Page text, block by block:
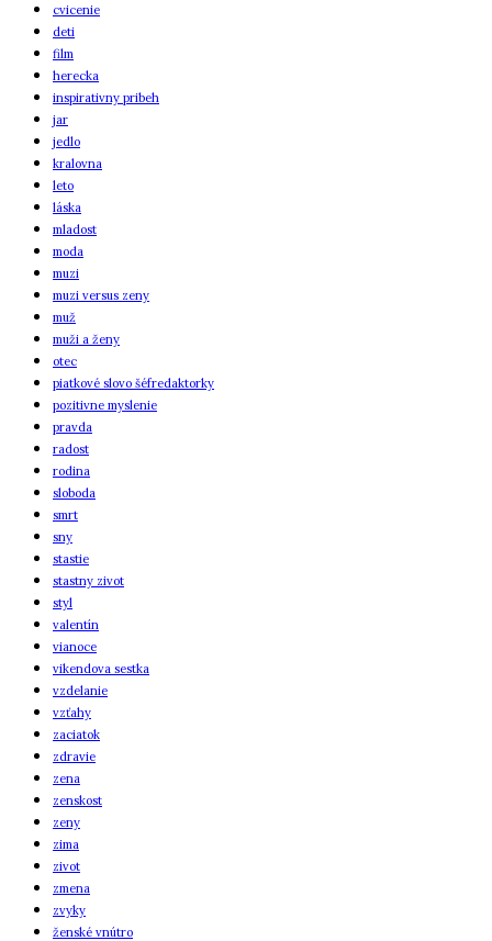
cvicenie
deti
film
herecka
inspirativny pribeh
jar
jedlo
kralovna
leto
láska
mladost
moda
muzi
muzi versus zeny
muž
muži a ženy
otec
piatkové slovo šéfredaktorky
pozitivne myslenie
pravda
radost
rodina
sloboda
smrt
sny
stastie
stastny zivot
styl
valentín
vianoce
vikendova sestka
vzdelanie
vzťahy
zaciatok
zdravie
zena
zenskost
zeny
zima
zivot
zmena
zvyky
ženské vnútro